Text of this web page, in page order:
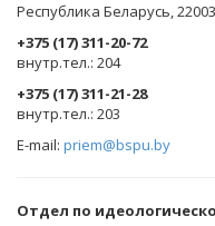
Республика Беларусь,
+375 (17) 311-20-72
​внутр.тел.: 204
+375 (17) 311-21-28
​внутр.тел.: 203
E-mail: priem@bspu.by
Отдел по